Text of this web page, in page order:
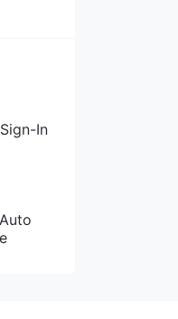
In